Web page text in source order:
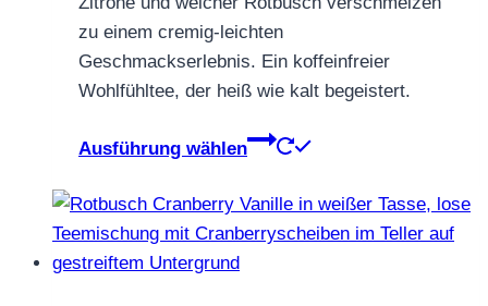
zu einem cremig-leichten
Geschmackserlebnis. Ein koffeinfreier
Wohlfühltee, der heiß wie kalt begeistert.
Ausführung wählen
Dieses
weist
mehrere